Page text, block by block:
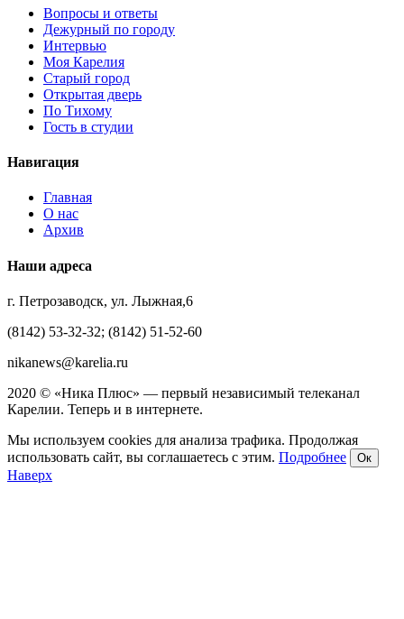
Вопросы и ответы
Дежурный по городу
Интервью
Моя Карелия
Старый город
Открытая дверь
По Тихому
Гость в студии
Навигация
Главная
О нас
Архив
Наши адреса
г. Петрозаводск, ул. Лыжная,6
(8142) 53-32-32; (8142) 51-52-60
nikanews@karelia.ru
2020 © «Ника Плюс» — первый независимый телеканал
Карелии. Теперь и в интернете.
Мы используем cookies для анализа трафика. Продолжая
использовать сайт, вы соглашаетесь с этим. Подробнее Ок
Наверх